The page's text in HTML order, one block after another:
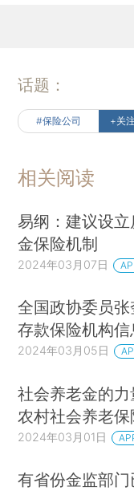
话题：
#保险公司 +关注
相关阅读
易纲：建议设
金保险机制
2024年03月07日
全国政协委员
存款保险机构信
2024年03月05日
社会养老金的
农村社会养老
2024年03月01日
有省份金监部